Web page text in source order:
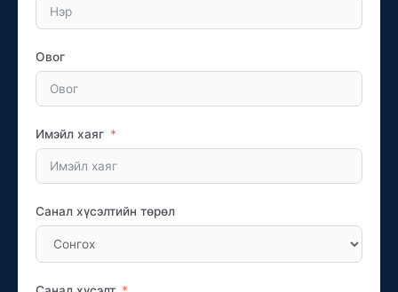
Овог
Имэйл хаяг
Санал хүсэлтийн төрөл